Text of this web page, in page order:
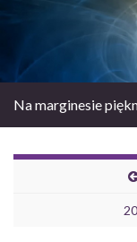
Na marginesie